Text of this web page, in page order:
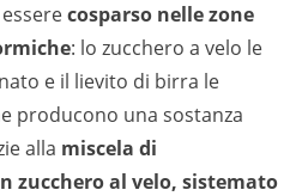
cosparso nelle zone
: lo zucchero a velo le
e il lievito di birra le
producono una sostanza
alla miscela di
zucchero al velo, sistemato